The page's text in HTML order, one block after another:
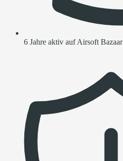
6 Jahre aktiv auf Airsoft Bazaar